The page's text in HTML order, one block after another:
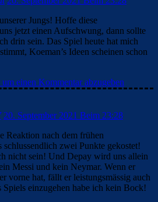
Jungs! Hoffe diese
jetzt einen Aufschwung, dann sollte
drin sein. Das Spiel heute hat mich
Koeman’s Ideen scheinen schon
einen Kommentar abzugeben
20. September 2021 Beim 23:28
Reaktion nach dem frühen
schlussendlich zwei Punkte gekostet!
nicht sein! Und Depay wird uns allein
Messi und kein Neymar. Wenn er
vorne hat, fällt er leistungsmässig auch
Spiels einzugehen habe ich kein Bock!